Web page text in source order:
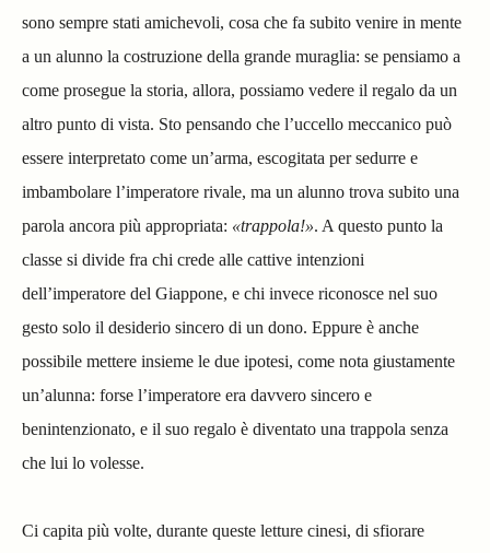
sono sempre stati amichevoli, cosa che fa subito venire in mente
a un alunno la costruzione della grande muraglia: se pensiamo a
come prosegue la storia, allora, possiamo vedere il regalo da un
altro punto di vista. Sto pensando che l’uccello meccanico può
essere interpretato come un’arma, escogitata per sedurre e
imbambolare l’imperatore rivale, ma un alunno trova subito una
parola ancora più appropriata: «trappola!». A questo punto la
classe si divide fra chi crede alle cattive intenzioni
dell’imperatore del Giappone, e chi invece riconosce nel suo
gesto solo il desiderio sincero di un dono. Eppure è anche
possibile mettere insieme le due ipotesi, come nota giustamente
un’alunna: forse l’imperatore era davvero sincero e
benintenzionato, e il suo regalo è diventato una trappola senza
che lui lo volesse.
Ci capita più volte, durante queste letture cinesi, di sfiorare